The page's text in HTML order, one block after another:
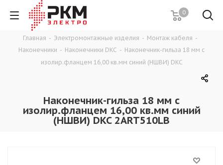
0
Главная - Электромонтажные изделия - Монтаж кабеля -
Наконечники - Наконечники DKC - Наконечник-гильза 18 мм с
изолир.фланцем 16,00 кв.мм синий (НШВИ) DKC
Наконечник-гильза 18 мм с
изолир.фланцем 16,00 кв.мм синий
(НШВИ) DKC 2ART510LB